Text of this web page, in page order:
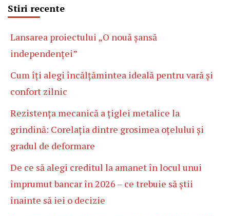
Stiri recente
Lansarea proiectului „O nouă șansă
independenței”
Cum îți alegi încălțămintea ideală pentru vară și
confort zilnic
Rezistența mecanică a țiglei metalice la
grindină: Corelația dintre grosimea oțelului și
gradul de deformare
De ce să alegi creditul la amanet în locul unui
împrumut bancar în 2026 – ce trebuie să știi
înainte să iei o decizie